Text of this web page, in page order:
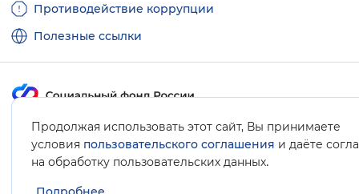
Продолжая использовать этот сайт, Вы принимаете
условия пользовательского соглашения и даёте
на обработку пользовательских данных.
Противодействие коррупции
Полезные ссылки
Карта сайта